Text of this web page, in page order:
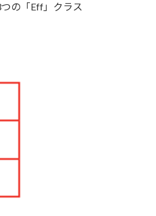
の「Eff」クラス